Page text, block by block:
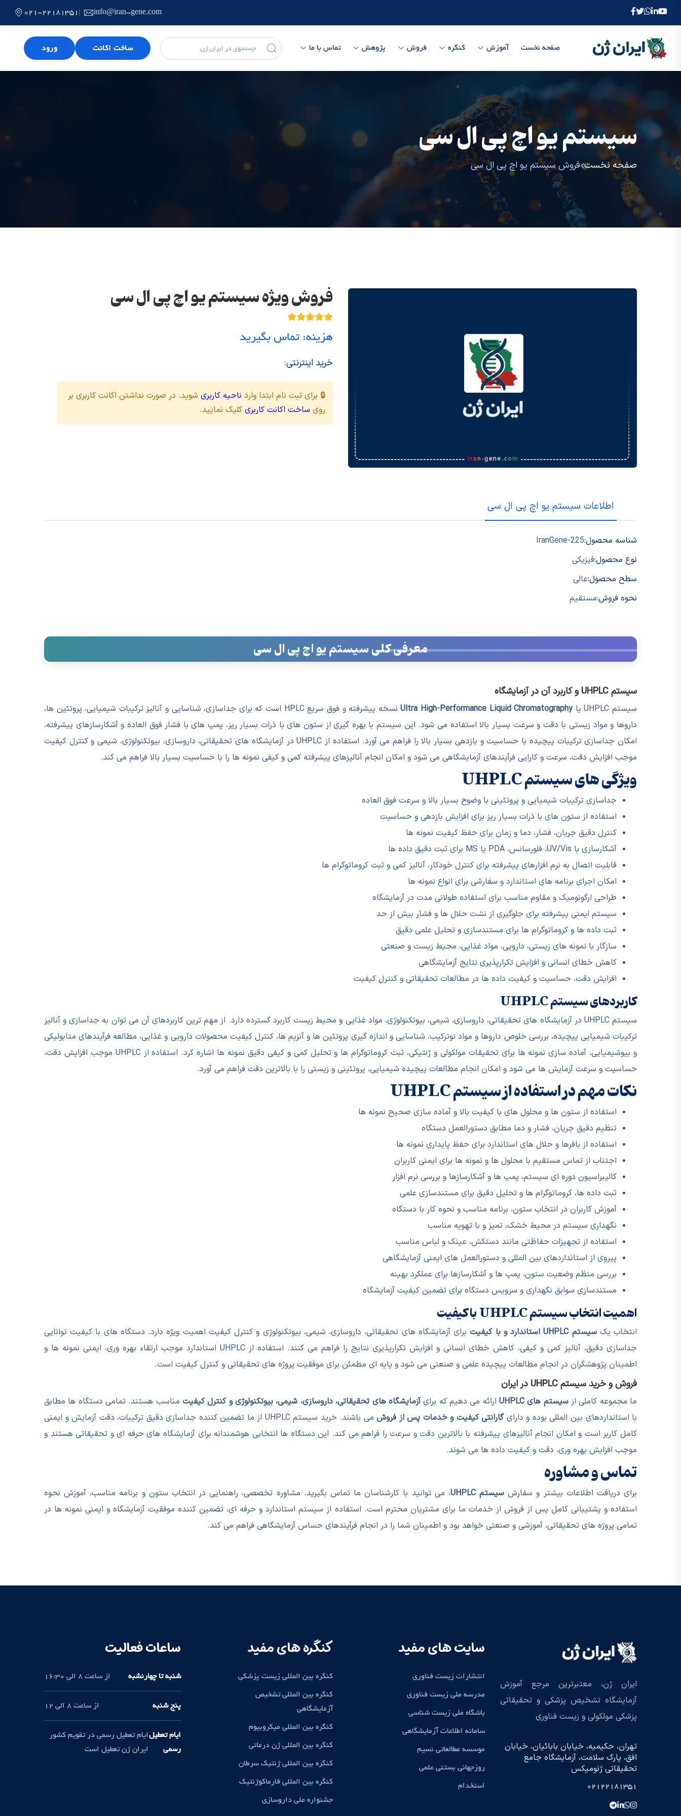
021-22181351 info@iran-gene.com
صفحه نخست آموزش کنگره فروش پژوهش تماس با ما ساخت اکانت ورود
سیستم یو اچ پی ال سی
صفحه نخست فروش سیستم یو اچ پی ال سی
فروش ویژه سیستم یو اچ پی ال سی
هزینه: تماس بگیرید
خرید اینترنتی:
🔒 برای ثبت نام ابتدا وارد ناحیه کاربری شوید. در صورت نداشتن اکانت کاربری بر
روی ساخت اکانت کاربری کلیک نمایید.
اطلاعات سیستم یو اچ پی ال سی
شناسه محصول:IranGene-225
نوع محصول:فیزیکی
سطح محصول:عالی
نحوه فروش:مستقیم
معرفی کلی سیستم یو اچ پی ال سی
سیستم UHPLC و کاربرد آن در آزمایشگاه
سیستم UHPLC یا Ultra High-Performance Liquid Chromatography
نسخه پیشرفته و فوق سریع HPLC است که برای جداسازی، شناسایی و آنالیز ترکیبات شیمیایی، پروتئین ها،
داروها و مواد زیستی با دقت و سرعت بسیار بالا استفاده می شود. این سیستم با بهره گیری از ستون های با ذرات بسیار ریز، پمپ های با فشار فوق العاده و آشکارسازهای پیشرفته،
امکان جداسازی ترکیبات پیچیده با حساسیت و بازدهی بسیار بالا را فراهم می آورد. استفاده از UHPLC در آزمایشگاه های تحقیقاتی، داروسازی، بیوتکنولوژی، شیمی و کنترل کیفیت
موجب افزایش دقت، سرعت و کارایی فرآیندهای آزمایشگاهی می شود و امکان انجام آنالیزهای پیشرفته کمی و کیفی نمونه ها را با حساسیت بسیار بالا فراهم می کند.
ویژگی های سیستم UHPLC
جداسازی ترکیبات شیمیایی و پروتئینی با وضوح بسیار بالا و سرعت فوق العاده
استفاده از ستون های با ذرات بسیار ریز برای افزایش بازدهی و حساسیت
کنترل دقیق جریان، فشار، دما و زمان برای حفظ کیفیت نمونه ها
آشکارسازی با UV/Vis، فلورسانس، PDA یا MS برای ثبت دقیق داده ها
قابلیت اتصال به نرم افزارهای پیشرفته برای کنترل خودکار، آنالیز کمی و ثبت کروماتوگرام ها
امکان اجرای برنامه های استاندارد و سفارشی برای انواع نمونه ها
طراحی ارگونومیک و مقاوم مناسب برای استفاده طولانی مدت در آزمایشگاه
سیستم ایمنی پیشرفته برای جلوگیری از نشت حلال ها و فشار بیش از حد
ثبت داده ها و کروماتوگرام ها برای مستندسازی و تحلیل علمی دقیق
سازگار با نمونه های زیستی، دارویی، مواد غذایی، محیط زیست و صنعتی
کاهش خطای انسانی و افزایش تکرارپذیری نتایج آزمایشگاهی
افزایش دقت، حساسیت و کیفیت داده ها در مطالعات تحقیقاتی و کنترل کیفیت
کاربردهای سیستم UHPLC
سیستم UHPLC در آزمایشگاه های تحقیقاتی، داروسازی، شیمی، بیوتکنولوژی، مواد غذایی و محیط زیست کاربرد گسترده دارد. از مهم ترین کاربردهای آن می توان به جداسازی و آنالیز
ترکیبات شیمیایی پیچیده، بررسی خلوص داروها و مواد نوترکیب، شناسایی و اندازه گیری پروتئین ها و آنزیم ها، کنترل کیفیت محصولات دارویی و غذایی، مطالعه فرآیندهای متابولیکی
و بیوشیمیایی، آماده سازی نمونه ها برای تحقیقات مولکولی و ژنتیکی، ثبت کروماتوگرام ها و تحلیل کمی و کیفی دقیق نمونه ها اشاره کرد. استفاده از UHPLC موجب افزایش دقت،
حساسیت و سرعت آزمایش ها می شود و امکان انجام مطالعات پیچیده شیمیایی، پروتئینی و زیستی را با بالاترین دقت فراهم می آورد.
نکات مهم در استفاده از سیستم UHPLC
استفاده از ستون ها و محلول های با کیفیت بالا و آماده سازی صحیح نمونه ها
تنظیم دقیق جریان، فشار و دما مطابق دستورالعمل دستگاه
استفاده از بافرها و حلال های استاندارد برای حفظ پایداری نمونه ها
اجتناب از تماس مستقیم با محلول ها و نمونه ها برای ایمنی کاربران
کالیبراسیون دوره ای سیستم، پمپ ها و آشکارسازها و بررسی نرم افزار
ثبت داده ها، کروماتوگرام ها و تحلیل دقیق برای مستندسازی علمی
آموزش کاربران در انتخاب ستون، برنامه مناسب و نحوه کار با دستگاه
نگهداری سیستم در محیط خشک، تمیز و با تهویه مناسب
استفاده از تجهیزات حفاظتی مانند دستکش، عینک و لباس مناسب
پیروی از استانداردهای بین المللی و دستورالعمل های ایمنی آزمایشگاهی
بررسی منظم وضعیت ستون، پمپ ها و آشکارسازها برای عملکرد بهینه
مستندسازی سوابق نگهداری و سرویس دستگاه برای تضمین کیفیت آزمایشگاه
اهمیت انتخاب سیستم UHPLC با کیفیت
انتخاب یکسیستم UHPLC استاندارد و با کیفیت
برای آزمایشگاه های تحقیقاتی، داروسازی، شیمی، بیوتکنولوژی و کنترل کیفیت اهمیت ویژه دارد. دستگاه های با کیفیت توانایی
جداسازی دقیق، آنالیز کمی و کیفی، کاهش خطای انسانی و افزایش تکرارپذیری نتایج را فراهم می کنند. استفاده از UHPLC استاندارد موجب ارتقاء بهره وری، ایمنی نمونه ها و
اطمینان پژوهشگران در انجام مطالعات پیچیده علمی و صنعتی می شود و پایه ای مطمئن برای موفقیت پروژه های تحقیقاتی و کنترل کیفیت است.
فروش و خرید سیستم UHPLC در ایران
ما مجموعه کاملی ازسیستم های UHPLC ارائه می دهیم که برایآزمایشگاه های تحقیقاتی، داروسازی، شیمی، بیوتکنولوژی و کنترل کیفیتمناسب هستند. تمامی دستگاه ها مطابق
با استانداردهای بین المللی بوده و دارایگارانتی کیفیت و خدمات پس از فروش
می باشند. خرید سیستم UHPLC از ما تضمین کننده جداسازی دقیق ترکیبات، دقت آزمایش و ایمنی
کامل کاربر است و امکان انجام آنالیزهای پیشرفته با بالاترین دقت و سرعت را فراهم می کند. این دستگاه ها انتخابی هوشمندانه برای آزمایشگاه های حرفه ای و تحقیقاتی هستند و
موجب افزایش بهره وری، دقت و کیفیت داده ها می شوند.
تماس و مشاوره
برای دریافت اطلاعات بیشتر و سفارش سیستم UHPLC
، می توانید با کارشناسان ما تماس بگیرید. مشاوره تخصصی، راهنمایی در انتخاب ستون و برنامه مناسب، آموزش نحوه
استفاده و پشتیبانی کامل پس از فروش از خدمات ما برای مشتریان محترم است. استفاده از سیستم استاندارد و حرفه ای، تضمین کننده موفقیت آزمایشگاه و ایمنی نمونه ها در
تمامی پروژه های تحقیقاتی، آموزشی و صنعتی خواهد بود و اطمینان شما را در انجام فرآیندهای حساس آزمایشگاهی فراهم می کند.
ایران ژن، معتبرترین مرجع آموزش
آزمایشگاه تشخیص پزشکی و تحقیقاتی
پزشکی مولکولی و زیست فناوری
تهران، حکیمیه، خیابان بابائیان، خیابان
افق، پارک سلامت، آزمایشگاه جامع
تحقیقاتی ژنومیکس
02122181351
سایت های مفید
انتشارات زیست فناوری
مدرسه ملی زیست فناوری
باشگاه ملی زیست شناسی
سامانه اطلاعات آزمایشگاهی
موسسه مطالعاتی نسیم
روزجهانی بستنی علمی
استخدام
کنگره های مفید
کنگره بین المللی زیست پزشکی
کنگره بین المللی تشخیص
آزمایشگاهی
کنگره بین المللی میکروبیوم
کنگره بین المللی ژن درمانی
کنگره بین المللی ژنتیک سرطان
کنگره بین المللی فارماکوژنتیک
جشنواره ملی داروسازی
ساعات فعالیت
شنبه تا چهارنشبه از ساعت 8 الی 16:30
پنج شنبه از ساعت 8 الی 12
ایام تعطیل
رسمی
ایام تعطیل رسمی در تقویم کشور
ایران ژن تعطیل است